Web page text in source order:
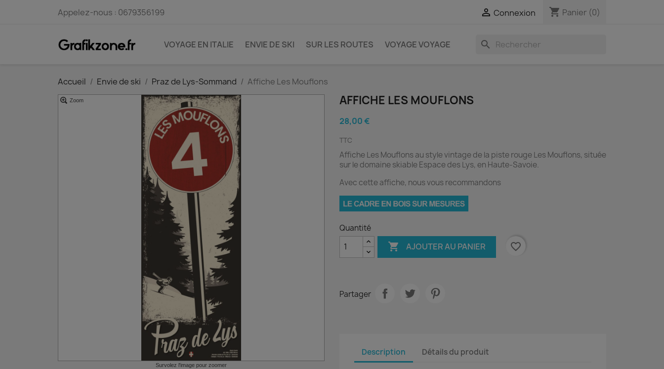
Appelez-nous : 0679356199  Connexion shopping_cart Panier (0)
VOYAGE EN ITALIE ENVIE DE SKI SUR LES ROUTES VOYAGE VOYAGE search
Accueil Envie de ski Praz de Lys-Sommand Affiche Les Mouflons
Zoom
Survolez l'image pour zoomer
AFFICHE LES MOUFLONS
28,00 €
TTC
Affiche Les Mouflons au style vintage de la piste rouge Les Mouflons, située
sur le domaine skiable Espace des Lys, en Haute-Savoie.
Avec cette affiche, nous vous recommandons
Quantité
 AJOUTER AU PANIER favorite_border
Partager
Description Détails du produit